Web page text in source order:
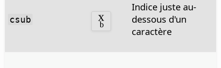
csub
Indice juste au-
dessous d'un
caractère